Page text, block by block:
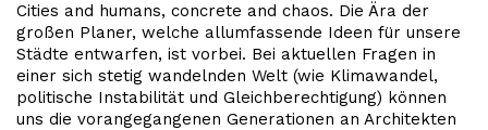
Cities and humans, concrete and chaos. Die Ära der
großen Planer, welche allumfassende Ideen für unsere
Städte entwarfen, ist vorbei. Bei aktuellen Fragen in
einer sich stetig wandelnden Welt (wie Klimawandel,
politische Instabilität und Gleichberechtigung) können
uns die vorangegangenen Generationen an Architekten